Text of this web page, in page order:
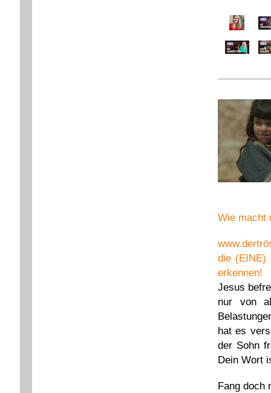
Wie macht
die (EINE)
erkennen!
Jesus
nur von
hat es
der Sohn
Dein Wort
Fang doch